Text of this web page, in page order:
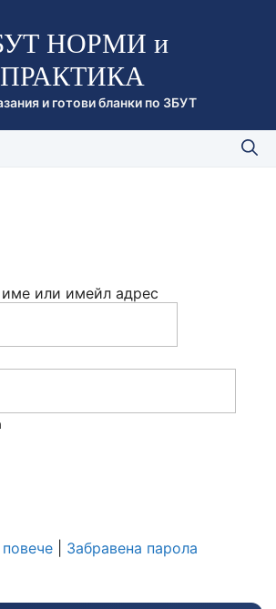
НОРМИ и
ПРАКТИКА
и готови бланки по ЗБУТ
или имейл адрес
| Забравена парола